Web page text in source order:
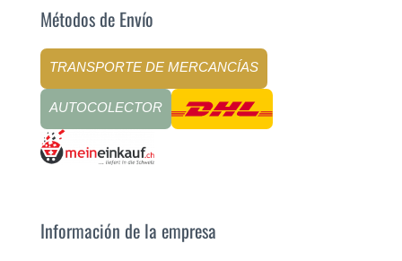
Métodos de Envío
TRANSPORTE DE MERCANCÍAS
AUTOCOLECTOR
Información de la empresa